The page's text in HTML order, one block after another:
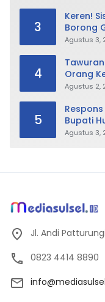
3
Keren!
Borong
Sabet
Agustus 3,
4
Orang
Agustus 2,
5
Bupati
Perda
Agustus 3,
Jl. Andi
0823 4414 8890